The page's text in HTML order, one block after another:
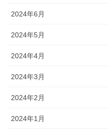
2024年6月
2024年5月
2024年4月
2024年3月
2024年2月
2024年1月